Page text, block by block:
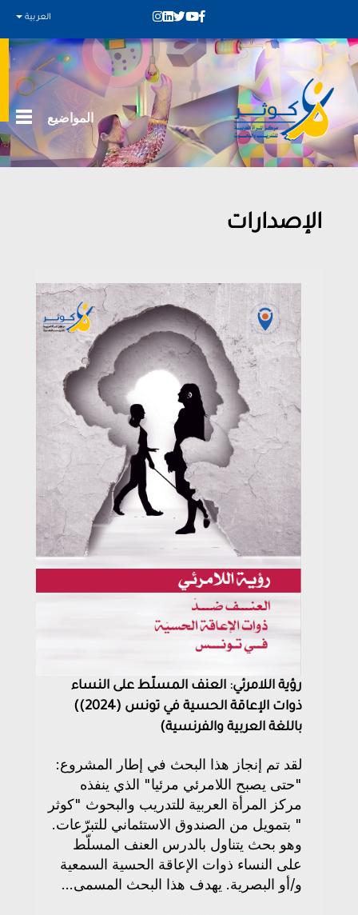
العربية
المواضيع
الإصدارات
رؤية اللامرئي: العنف المسلّط على النساء
ذوات الإعاقة الحسية في تونس (2024))
باللغة العربية والفرنسية)
لقد تم إنجاز هذا البحث في إطار المشروع:
"حتى يصبح اللامرئي مرئيا" الذي ينفذه
مركز المرأة العربية للتدريب والبحوث "كوثر
" بتمويل من الصندوق الاستئماني للتبرّعات.
وهو بحث يتناول بالدرس العنف المسلّط
على النساء ذوات الإعاقة الحسية السمعية
و/أو البصرية. يهدف هذا البحث المسمى...